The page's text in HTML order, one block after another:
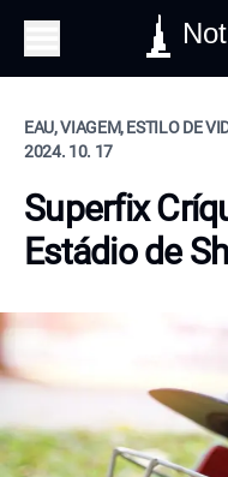
EAU, VIAGEM, ESTILO DE
2024. 10. 17
Superfix
Estádio de